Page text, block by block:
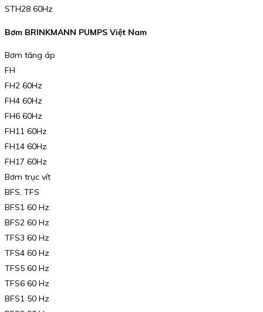
STH28 60Hz
Bơm BRINKMANN PUMPS Việt Nam
Bơm tăng áp
FH
FH2 60Hz
FH4 60Hz
FH6 60Hz
FH11 60Hz
FH14 60Hz
FH17 60Hz
Bơm trục vít
BFS, TFS
BFS1 60 Hz
BFS2 60 Hz
TFS3 60 Hz
TFS4 60 Hz
TFS5 60 Hz
TFS6 60 Hz
BFS1 50 Hz